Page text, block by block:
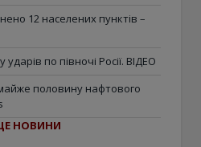
12 населених пунктів –
ударів по півночі Росії. ВІДЕО
половину нафтового
НОВИНИ